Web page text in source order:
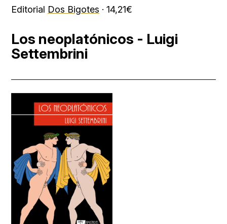
Editorial Dos Bigotes · 14,21€
Los neoplatónicos - Luigi
Settembrini